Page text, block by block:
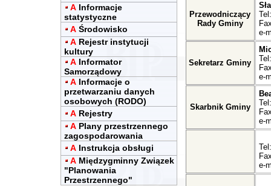
A Informacje
statystyczne
A Środowisko
A Rejestr instytucji
kultury
A Informator
Samorządowy
A Informacje o
przetwarzaniu danych
osobowych (RODO)
A Rejestry
A Plany przestrzennego
zagospodarowania
A Instrukcja obsługi
A Międzygminny Związek
"Planowania
Przestrzennego"
Przewodniczący
Rady Gminy
e-
Sekretarz Gminy
e-
Skarbnik Gminy
e-
Tel:
e-